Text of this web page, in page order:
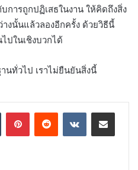
ารถูกปฏิเสธในงาน ให้คิดถึงสิ่ง
งนั้นแล้วลองอีกครั้ง ด้วยวิธีนี้
ปในเชิงบวกได้
ทั่วไป เราไม่ยืนยันสิ่งนี้
Tumblr PinterestReddit VKontakteShare via Email